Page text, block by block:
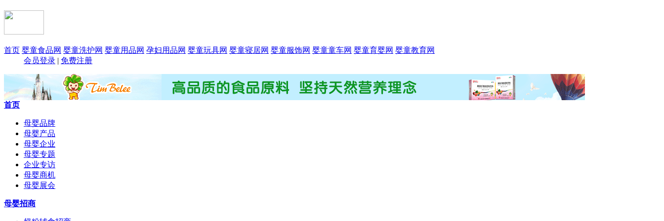
首页 婴童食品网 婴童洗护网 婴童用品网 孕妇用品网 婴童玩具网 婴童寝居网 婴童服饰网 婴童童车网 婴童育婴网 婴童教育网
会员登录 | 免费注册
首页
母婴品牌
母婴产品
母婴企业
母婴专题
企业专访
母婴商机
母婴展会
母婴招商